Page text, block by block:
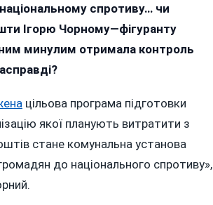
спротиву… чи
Ігорю Чорному—фігуранту
минулим отримала контроль
цільова програма підготовки
якої планують витратити з
стане комунальна установа
до національного спротиву»,